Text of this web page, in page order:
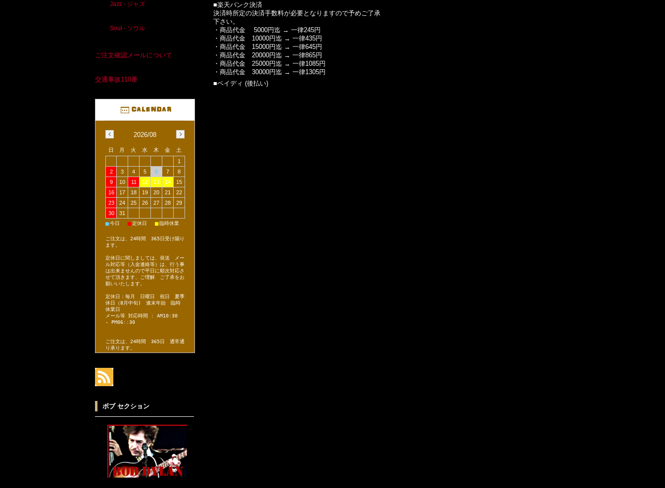
■楽天バンク決済
決済時所定の決済手数料が必要となりますので予めご了承
下さい。
・商品代金 5000円迄 → 一律245円
・商品代金 10000円迄 → 一律435円
・商品代金 15000円迄 → 一律645円
・商品代金 20000円迄 → 一律865円
・商品代金 25000円迄 → 一律1085円
・商品代金 30000円迄 → 一律1305円
■ペイディ (後払い)
Jazz - ジャズ
Soul - ソウル
ご注文確認メールについて
交通事故110番
2026/08
日 月 火 水 木 金
土
1
2
3 4 5 6 7
8
9
10 11 12 13 14
15
16
17 18 19 20 21
22
23
24 25 26 27 28
29
30
31
■今日 ■定休日 ■臨時休業
ご注文は、24時間 365日受け賜り
ます。
定休日に関しましては、発送 メー
ル対応等（入金連絡等）は、行う事
は出来ませんので平日に順次対応さ
せて頂きます、ご理解 ご了承をお
願いいたします。
定休日：毎月 日曜日 祝日 夏季
休日（8月中旬) 連末年始 臨時
休業日
メール等 対応時間 : AM10:30
- PM06::30
ご注文は、24時間 365日 通常通
り承ります。
ボブ セクション